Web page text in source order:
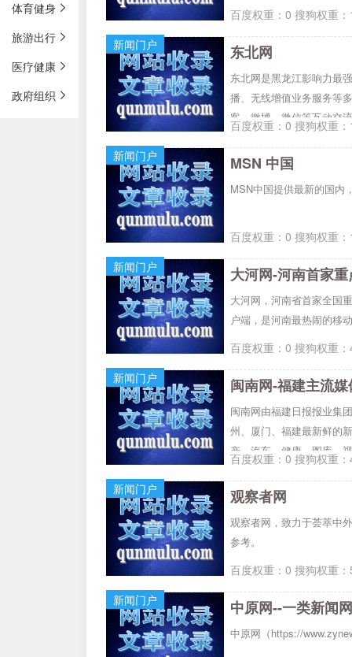
体育健身
旅游出行
医疗健康
政府组织
百度权重：0 搜狗权重
新闻门户
东北网
东北网是黑龙江影响力最
播、无线增值业务服务等
客、微博、微信等互动交
百度权重：0 搜狗权重
新闻门户
MSN 中国
MSN中国提供最新的国内
百度权重：0 搜狗权重
新闻门户
大河网-河南首家
大河网，河南省首家全国
户端，是河南最热闹的移
百度权重：0 搜狗权重
新闻门户
闽南网-福建主流
闽南网由福建日报报业集
州、厦门、福建最新鲜的
产、汽车、健康、图库、
力打造闽南最大的新闻门
百度权重：0 搜狗权重
新闻门户
观察者网
观察者网，致力于荟萃中
参考。
百度权重：0 搜狗权重
新闻门户
中原网--一类新闻
中原网（https://